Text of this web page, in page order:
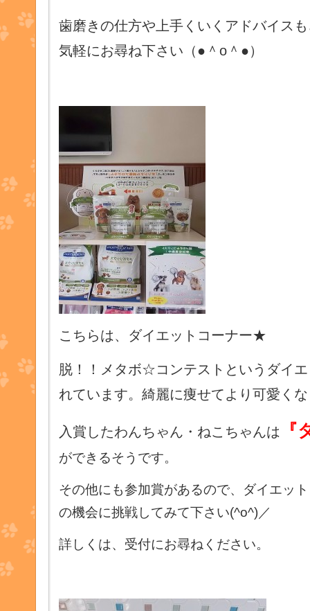
歯磨きの仕方や上手くいくアドバイス
気軽にお尋ね下さい（●＾o＾●）
こちらは、ダイエットコーナー★
脱！！メタボ☆コンテストというダイ
れています。綺麗に痩せてより可愛く
入賞したわんちゃん・ねこちゃんは 『
ができるそうです。
その他にも参加賞があるので、ダイエッ
の機会に挑戦してみて下さい(^o^)／
詳しくは、受付にお尋ねください。